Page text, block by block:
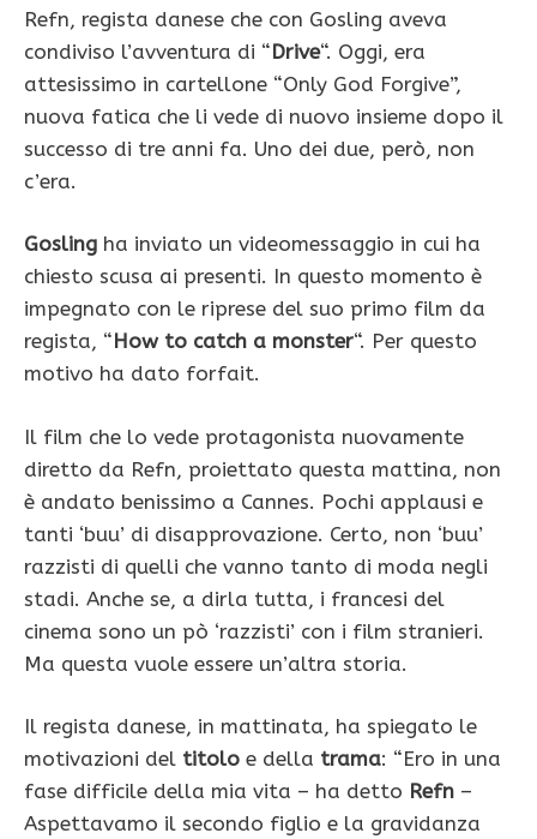
Refn, regista danese che con Gosling aveva
condiviso l’avventura di “Drive“. Oggi, era
attesissimo in cartellone “Only God Forgive”,
nuova fatica che li vede di nuovo insieme dopo il
successo di tre anni fa. Uno dei due, però, non
c’era.
Gosling ha inviato un videomessaggio in cui ha
chiesto scusa ai presenti. In questo momento è
impegnato con le riprese del suo primo film da
regista, “How to catch a monster“. Per questo
motivo ha dato forfait.
Il film che lo vede protagonista nuovamente
diretto da Refn, proiettato questa mattina, non
è andato benissimo a Cannes. Pochi applausi e
tanti ‘buu’ di disapprovazione. Certo, non ‘buu’
razzisti di quelli che vanno tanto di moda negli
stadi. Anche se, a dirla tutta, i francesi del
cinema sono un pò ‘razzisti’ con i film stranieri.
Ma questa vuole essere un’altra storia.
Il regista danese, in mattinata, ha spiegato le
motivazioni del titolo e della trama: “Ero in una
fase difficile della mia vita – ha detto Refn –
Aspettavamo il secondo figlio e la gravidanza